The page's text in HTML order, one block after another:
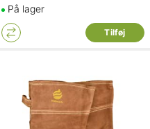
På lager
Tilføj